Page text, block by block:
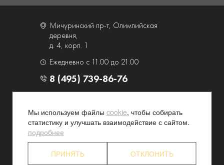
Мичуринский пр-т, Олимпийская
деревня,
д. 4, корп. 1
Ежедневно с 11.00 до 21.00
8 (495) 739-86-76
Контакты и схема проезда
Наши преимущества
Программа лояльности
Партнерские программы
Конфиденциальность
Акционерам
Мы используем файлы cookie, чтобы собирать
статистику и улучшать взаимодействие с сайтом.
подробнее
ПРИНЯТЬ ОТКЛОНИТЬ